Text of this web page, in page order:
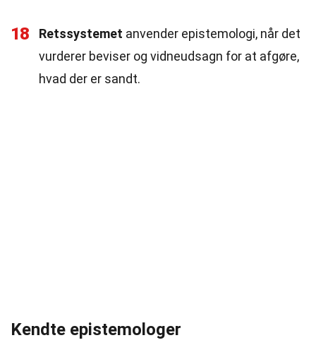
18 Retssystemet anvender epistemologi, når det
vurderer beviser og vidneudsagn for at afgøre,
hvad der er sandt.
Kendte epistemologer